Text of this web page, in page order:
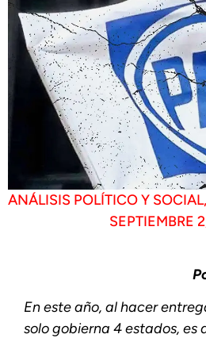
ANÁLISIS POLÍTICO Y SOCIAL,
SEPTIEMBRE
En este año, al hacer
solo gobierna 4 estados, es